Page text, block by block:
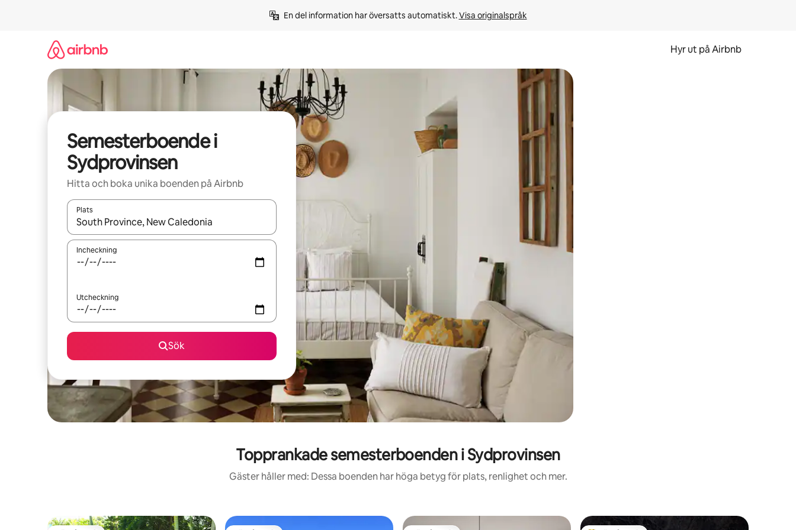
En del information har översatts automatiskt. Visa originalspråk
Hyr ut på Airbnb
Semesterboende i
Sydprovinsen
Hitta och boka unika boenden på Airbnb
Plats
När resultaten är tillgängliga kan du navigera med upp- och nedåtpilarna eller utforska genom att trycka eller svepa.
Incheckning
Utcheckning
Sök
Topprankade semesterboenden i Sydprovinsen
Gäster håller med: Dessa boenden har höga betyg för plats, renlighet och mer.